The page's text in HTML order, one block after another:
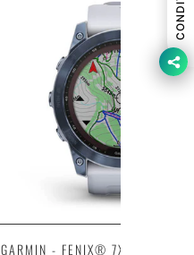
GARMIN - FENIX® 7X SAPPHIRE